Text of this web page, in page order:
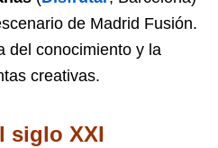
de Madrid Fusión.
del conocimiento y la
creativas.
siglo XXI